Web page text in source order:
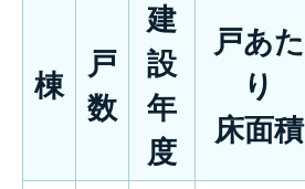
棟
戸
数
建
設
年
度
戸あた
り
床面積